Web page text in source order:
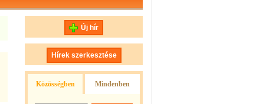
Új hír
Hírek szerkesztése
Közösségben Mindenben